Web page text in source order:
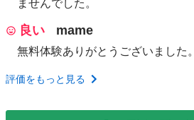
ませんでした。
良い mame
無料体験ありがとうございました。
評価をもっと見る